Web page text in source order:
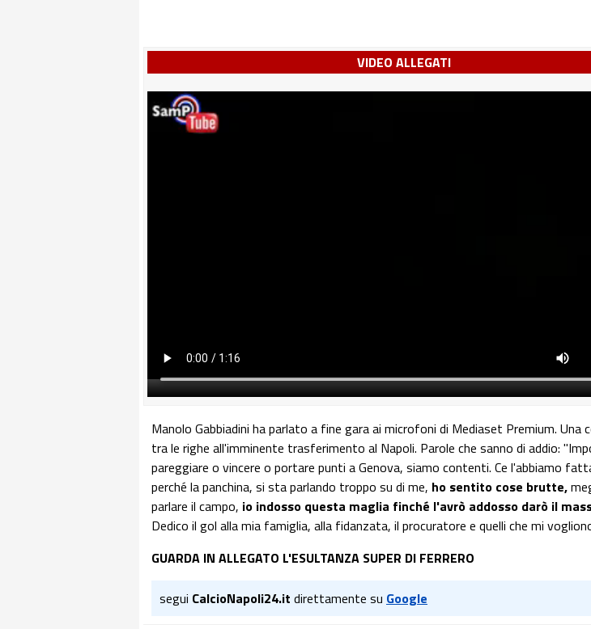
VIDEO ALLEGATI
Manolo Gabbiadini ha parlato a fine gara ai microfoni di Mediaset Premium. Una
tra le righe all'imminente trasferimento al Napoli. Parole che sanno di addio:
pareggiare o vincere o portare punti a Genova, siamo contenti. Ce l'abbiamo
perché la panchina, si sta parlando troppo su di me, ho sentito cose brutte,
parlare il campo, io indosso questa maglia finché l'avrò addosso darò il
Dedico il gol alla mia famiglia, alla fidanzata, il procuratore e quelli che mi
GUARDA IN ALLEGATO L'ESULTANZA SUPER DI FERRERO
segui CalcioNapoli24.it direttamente su Google